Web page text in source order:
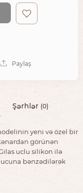
Paylaş
Şərhlər (0)
yeni və özel bir
görünən
uclu silikon ilə
bənzədilərək